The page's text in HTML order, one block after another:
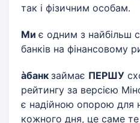
так і фізичним особам.
Ми є одним з найбільш
банків на фінансовому
àбанк займає ПЕРШУ
рейтингу за версією
є надійною опорою для
кожного дня, це саме